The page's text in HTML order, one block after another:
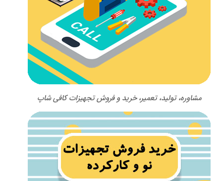
مشاوره، تولید، تعمیر، خرید و فروش تجهیزات کافی شاپ